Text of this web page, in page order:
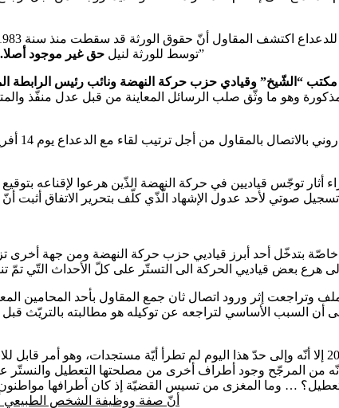
توسط للورثة لنيل حق غير موجود أصلا. وذلك حسب وثائق تحصّل عليها “مركز يقظ لدعم وارشاد ضحايا الفساد”
مكتب “الشّيخ” وقيادي حزب حركة النهضة ونائب رئيس الرابطة
وهو ما وثّق صلب الرسائل المعاينة من قبل عدل منفّذ
أثار توجّس قياديين في حركة النهضة الذّين هرعوا لإقناعه
بتدخّل أحد أبرز قياديي حزب حركة النهضة ومن جهة أخرى
وتراجعت إثر ورود اتصال ثان جمع المقاول بأحد المحامين
الرئاسيّة لسنة2019، وهنا تجدر الإشارة إلى أن السبب الأساسي لتراجعه عن
وعلى الرّغم من أنّ التحقيق في القضيّة قد استُهل منذ 8 مارس 2019 إلا أنّه وإلى حدّ هذا
أنّه من المرجّح وجود أطراف أخرى من مصلحتها التعطيل
… وما المغزى من تسيس القضيّة إذ كان أطرافها
أنّ صفة ووظيفة الشخص الطبيعي